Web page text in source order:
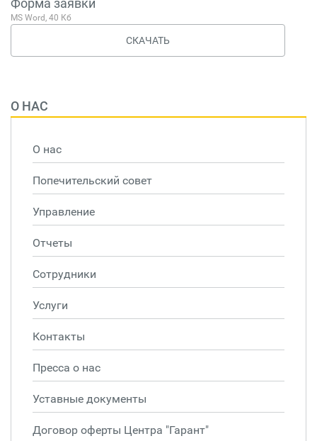
Форма заявки
MS Word, 40 Кб
СКАЧАТЬ
О НАС
О нас
Попечительский совет
Управление
Отчеты
Сотрудники
Услуги
Контакты
Пресса о нас
Уставные документы
Договор оферты Центра "Гарант"